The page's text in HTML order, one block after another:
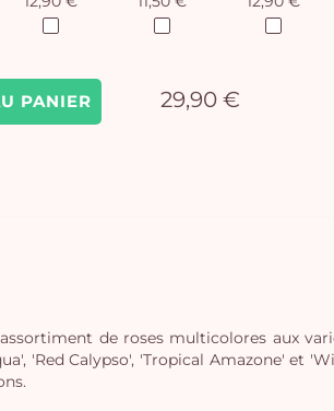
PANIER 29,90 €
de roses multicolores aux
'Red Calypso', 'Tropical Amazone' et